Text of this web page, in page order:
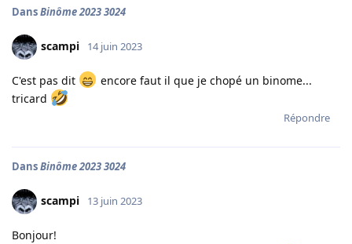
DansBinôme 2023 3024
scampi 14 juin 2023
C'est pas dit
encore faut il que je chopé un binome...
tricard
Répondre
DansBinôme 2023 3024
scampi 13 juin 2023
Bonjour!